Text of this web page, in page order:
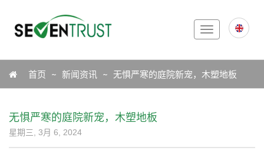
Toggle
navigation
Icon首页 新闻资讯 无惧严寒的庭院新宠，木塑地板
无惧严寒的庭院新宠，木塑地板
星期三, 3月 6, 2024